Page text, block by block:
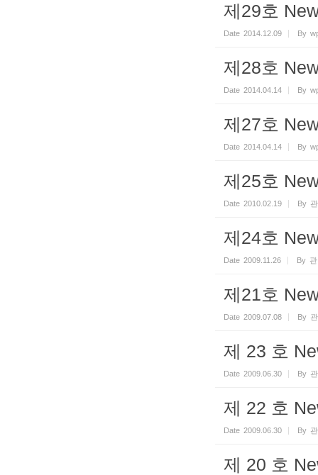
제29호
Date 2014.12.09 By
제28호
Date 2014.04.14 By
제27호
Date 2014.04.14 By
제25호
Date 2010.02.19 By
제24호
Date 2009.11.26 By
제21호
Date 2009.07.08 By
제 23 호
Date 2009.06.30 By
제 22 호
Date 2009.06.30 By
제 20 호